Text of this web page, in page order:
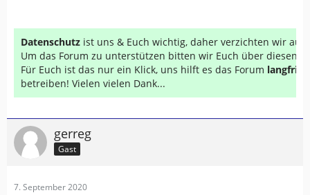
Datenschutz ist uns & Euch wichtig, daher verzichten wir auf
Um das Forum zu unterstützen bitten wir Euch über diesen
Für Euch ist das nur ein Klick, uns hilft es das Forum
betreiben! Vielen vielen Dank...
gerreg
Gast
7. September 2020